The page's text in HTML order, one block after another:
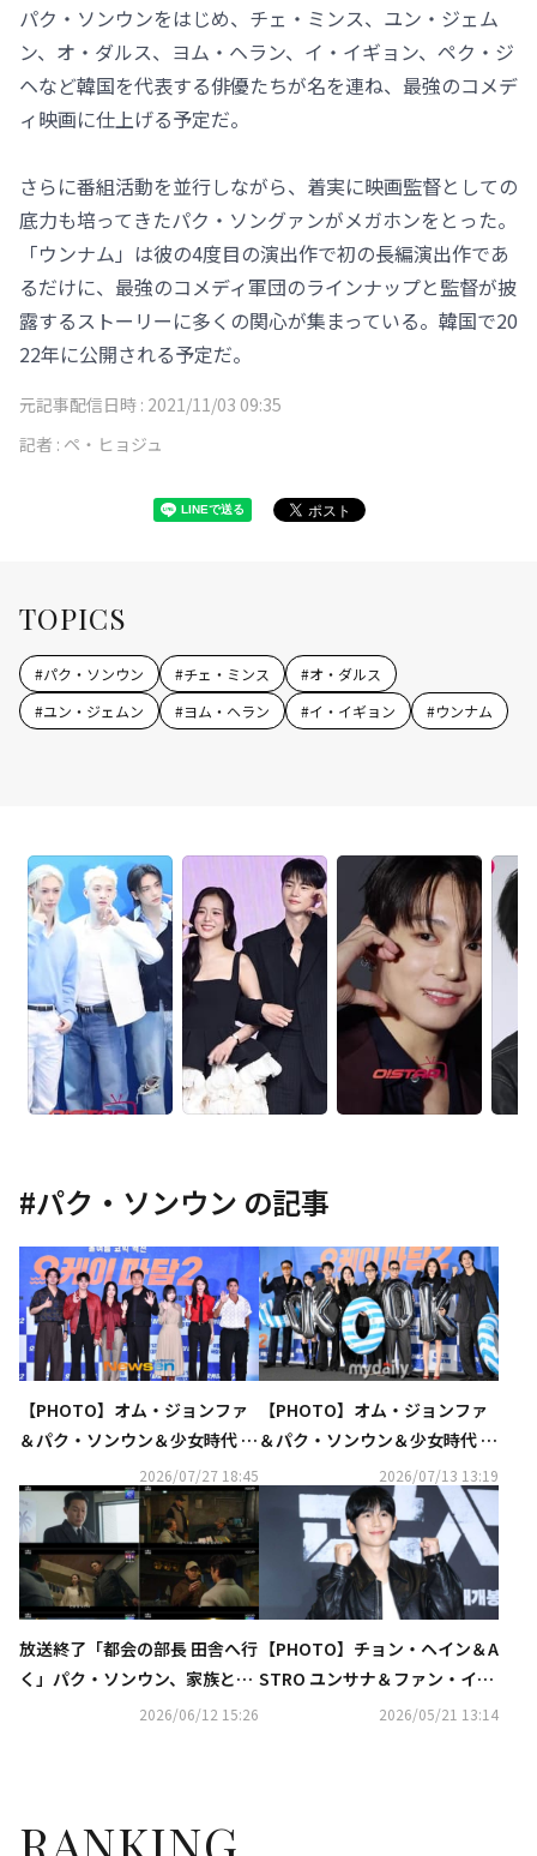
パク・ソンウンをはじめ、チェ・ミンス、ユン・ジェム
ン、オ・ダルス、ヨム・ヘラン、イ・イギョン、ペク・ジ
ヘなど韓国を代表する俳優たちが名を連ね、最強のコメデ
ィ映画に仕上げる予定だ。
さらに番組活動を並行しながら、着実に映画監督としての
底力も培ってきたパク・ソングァンがメガホンをとった。
「ウンナム」は彼の4度目の演出作で初の長編演出作であ
るだけに、最強のコメディ軍団のラインナップと監督が披
露するストーリーに多くの関心が集まっている。韓国で20
22年に公開される予定だ。
元記事配信日時 : 2021/11/03 09:35
記者 : ペ・ヒョジュ
TOPICS
#パク・ソンウン #チェ・ミンス #オ・ダルス
#ユン・ジェムン #ヨム・ヘラン #イ・イギョン #ウンナム
#パク・ソンウン の記事
【PHOTO】オム・ジョンファ
＆パク・ソンウン＆少女時代 ス
ヨンら、映画「ノンストップ
2」記者懇談会に出席
2026/07/27 18:45
【PHOTO】オム・ジョンファ
＆パク・ソンウン＆少女時代 ス
ヨンら、映画「ノンストップ
2」制作発表会に出席
2026/07/13 13:19
放送終了「都会の部長 田舎へ行
く」パク・ソンウン、家族と話
し合った末の選択とは？【ネタ
2026/06/12 15:26
【PHOTO】チョン・ヘイン＆A
STRO ユンサナ＆ファン・イニ
ョプら、映画「群体」VIP試写
2026/05/21 13:14
RANKING